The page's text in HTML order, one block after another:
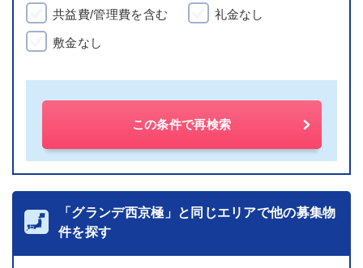
共益費/管理費を含む 礼金なし
敷金なし
この条件で再検索
「グランデ西京極」と同じエリアで他の募集物
件を探す